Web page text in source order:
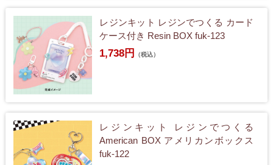
レジンキット レジンでつくる カード
ケース付き Resin BOX fuk-123
1,738円 （税込）
レジンキット レジンでつくる
American BOX アメリカンボックス
fuk-122